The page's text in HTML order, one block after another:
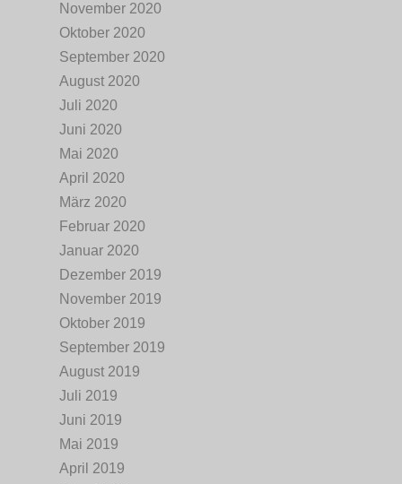
November 2020
Oktober 2020
September 2020
August 2020
Juli 2020
Juni 2020
Mai 2020
April 2020
März 2020
Februar 2020
Januar 2020
Dezember 2019
November 2019
Oktober 2019
September 2019
August 2019
Juli 2019
Juni 2019
Mai 2019
April 2019